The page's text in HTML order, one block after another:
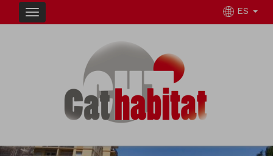
ES
Previous